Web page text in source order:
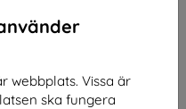
webbplats. Vissa är
ska fungera
-10%